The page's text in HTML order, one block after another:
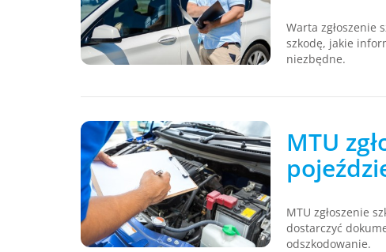
Warta zgłoszenie
szkodę, jakie
niezbędne.
MTU
MTU zgłoszenie
dostarczyć
odszkodowanie.